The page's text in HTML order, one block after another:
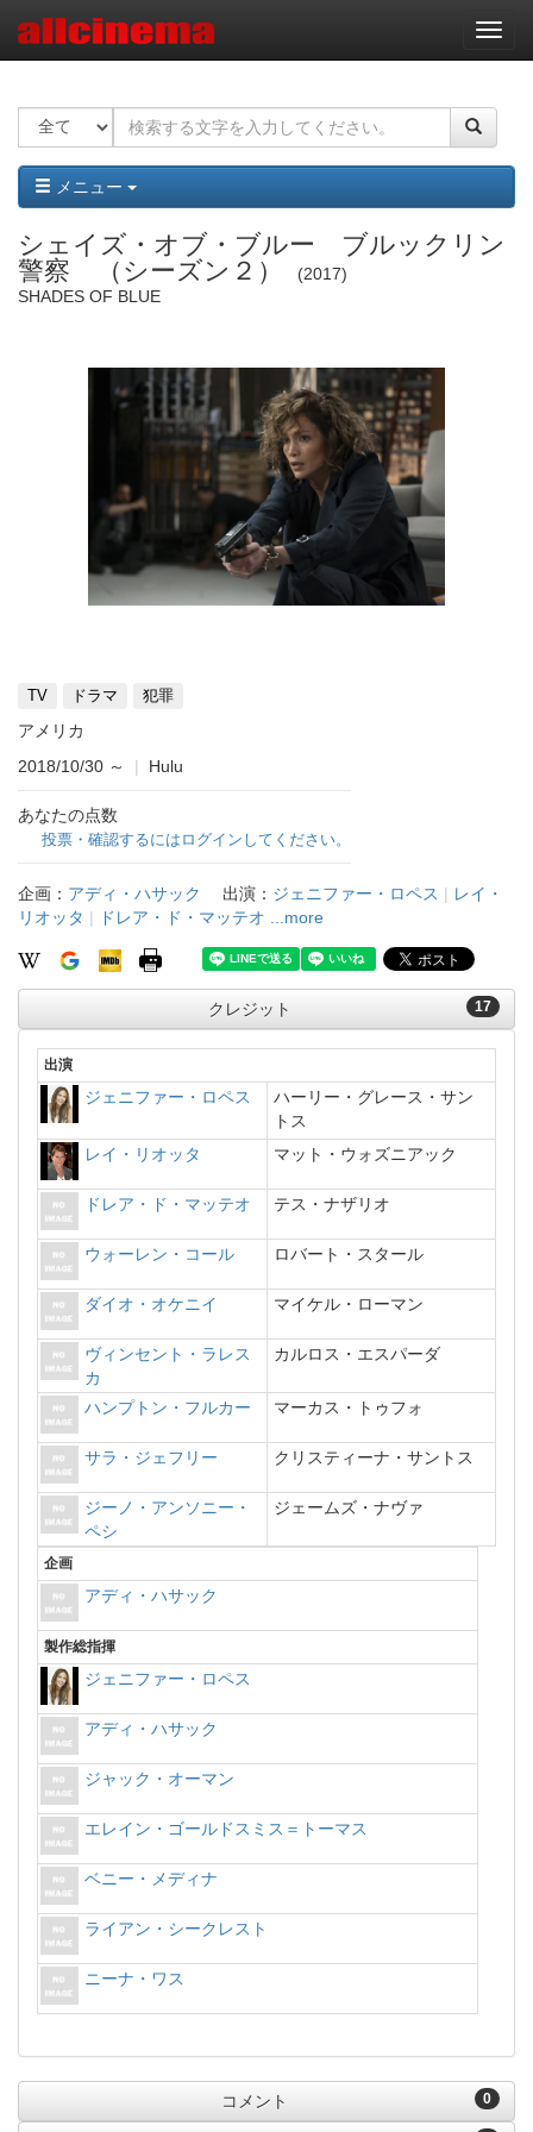
ナ
ビ
ー
ョ
ン
メニュー
シェイズ・オブ・ブルー ブルックリン
警察 （シーズン２）
2017
SHADES OF BLUE
TV ドラマ 犯罪
アメリカ
2018/10/30 ～ | Hulu
あなたの点数
投票・確認するにはログインしてください。
企画： アディ・ハサック 出演： ジェニファー・ロペス | レイ・
リオッタ | ドレア・ド・マッテオ ...more
17
クレジット
出演
ジェニファー・ロペス
ハーリー・グレース・サン
トス
レイ・リオッタ
マット・ウォズニアック
ドレア・ド・マッテオ テス・ナザリオ
ウォーレン・コール ロバート・スタール
ダイオ・オケニイ マイケル・ローマン
ヴィンセント・ラレス
カ
カルロス・エスパーダ
ハンプトン・フルカー マーカス・トゥフォ
サラ・ジェフリー クリスティーナ・サントス
ジーノ・アンソニー・
ペシ
ジェームズ・ナヴァ
企画
アディ・ハサック
製作総指揮
ジェニファー・ロペス
アディ・ハサック
ジャック・オーマン
エレイン・ゴールドスミス＝トーマス
ベニー・メディナ
ライアン・シークレスト
ニーナ・ワス
0
コメント